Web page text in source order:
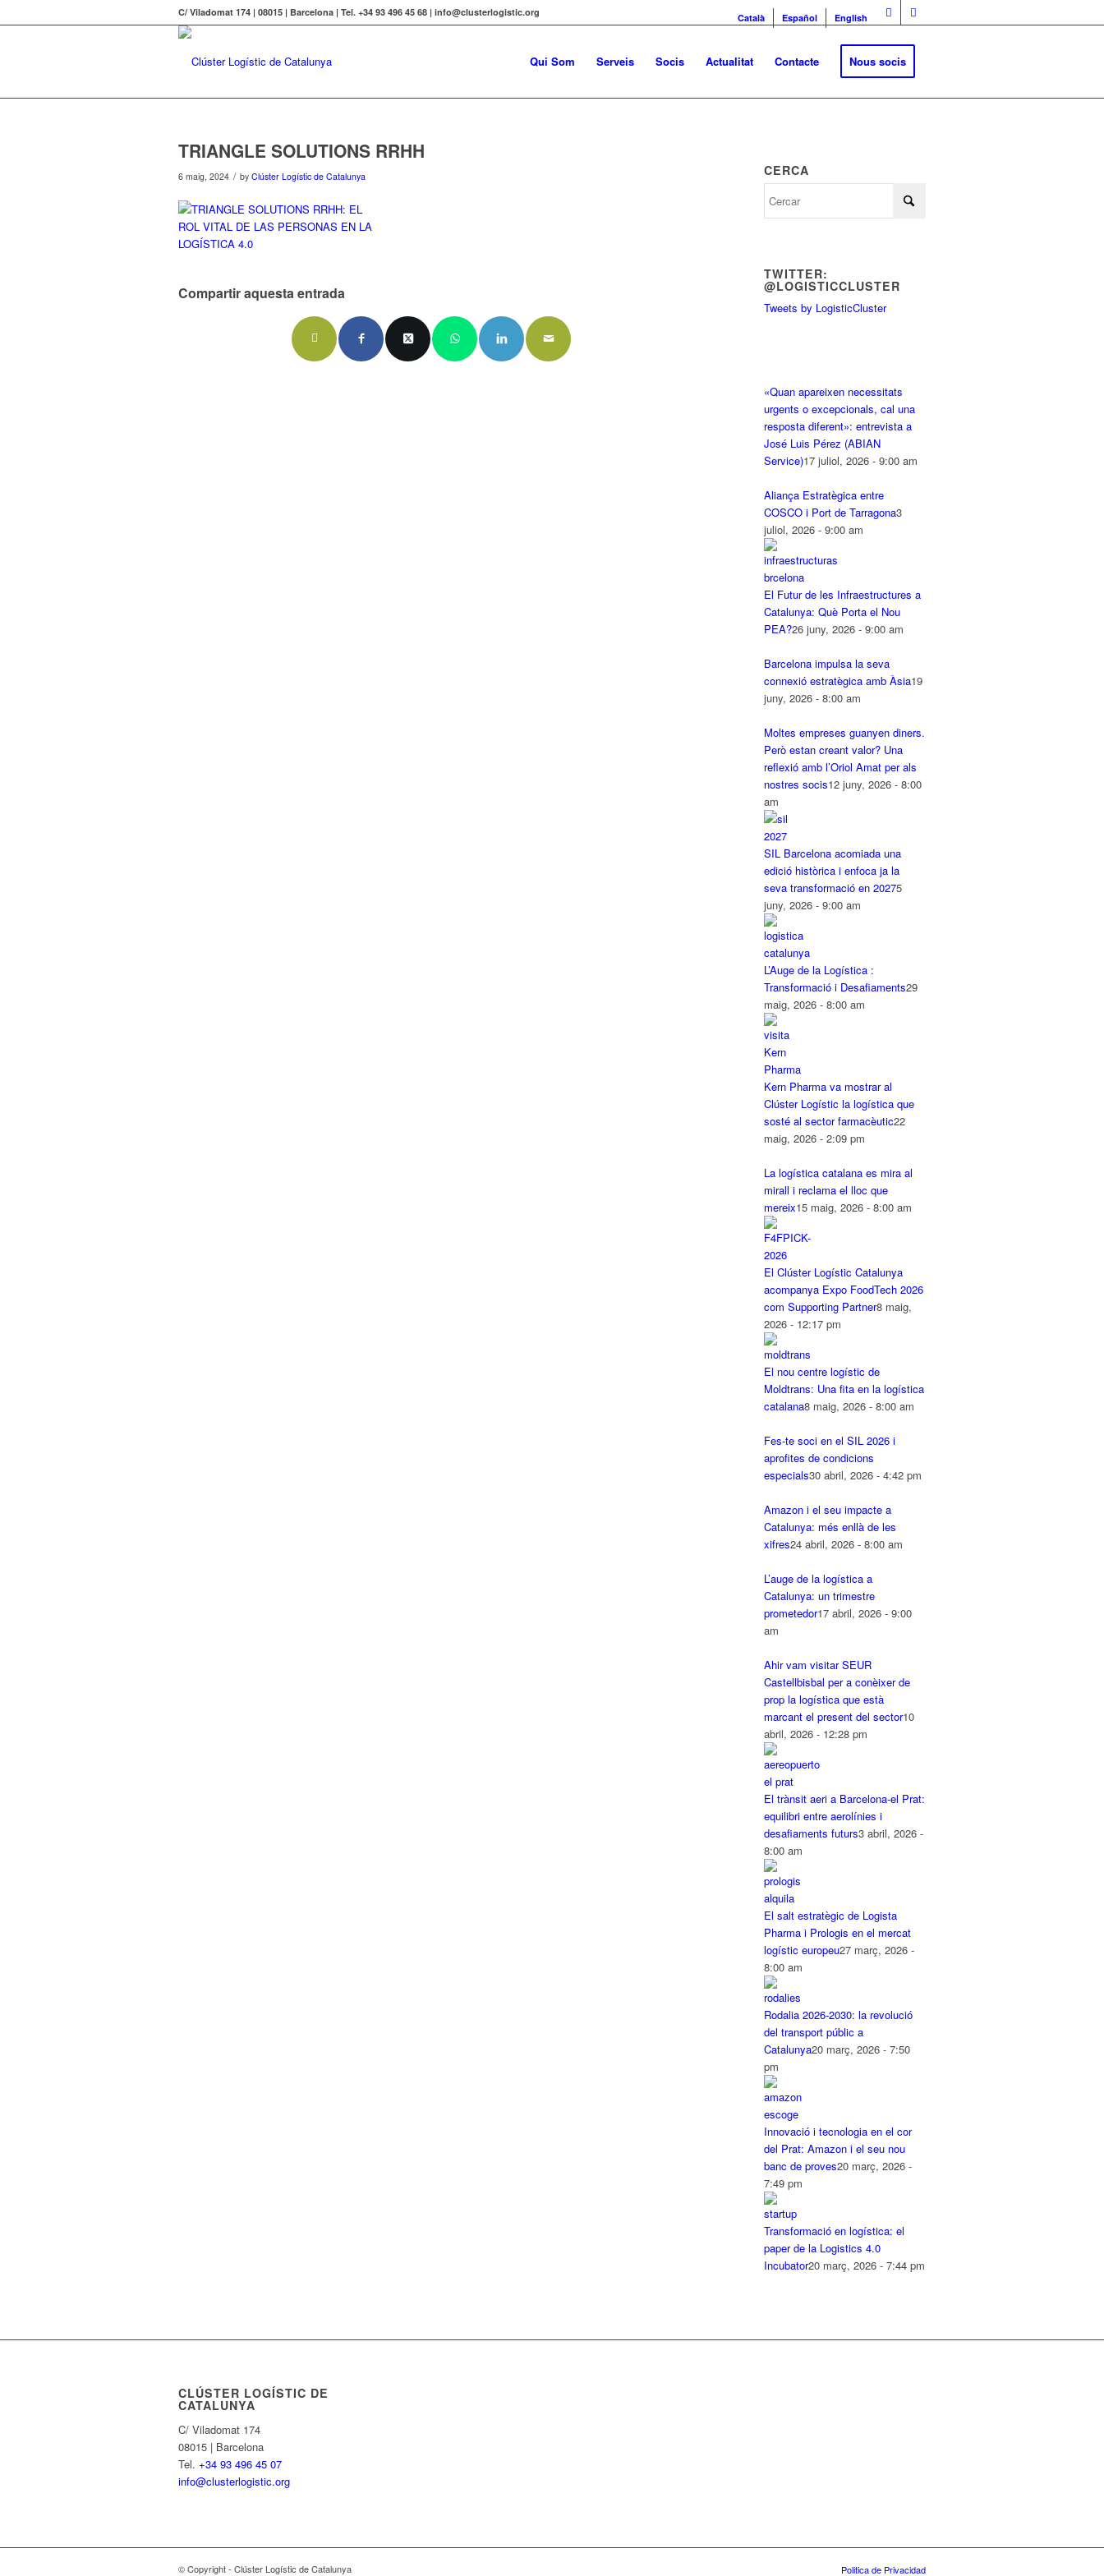
Català Español English
C/ Viladomat 174 | 08015 | Barcelona | Tel. +34 93 496 45 68 | info@clusterlogistic.org
Qui Som Serveis Socis Actualitat Contacte Nous socis
TRIANGLE SOLUTIONS RRHH
6 maig, 2024 / by Clúster Logístic de Catalunya
Compartir aquesta entrada
CERCA
TWITTER:
@LOGISTICCLUSTER
Tweets by LogisticCluster
«Quan apareixen necessitats
urgents o excepcionals, cal una
resposta diferent»: entrevista a
José Luis Pérez (ABIAN
Service)17 juliol, 2026 - 9:00 am
Aliança Estratègica entre
COSCO i Port de Tarragona3
juliol, 2026 - 9:00 am
El Futur de les Infraestructures a
Catalunya: Què Porta el Nou
PEA?26 juny, 2026 - 9:00 am
Barcelona impulsa la seva
connexió estratègica amb Àsia19
juny, 2026 - 8:00 am
Moltes empreses guanyen diners.
Però estan creant valor? Una
reflexió amb l’Oriol Amat per als
nostres socis12 juny, 2026 - 8:00
am
SIL Barcelona acomiada una
edició històrica i enfoca ja la
seva transformació en 20275
juny, 2026 - 9:00 am
L’Auge de la Logística :
Transformació i Desafiaments29
maig, 2026 - 8:00 am
Kern Pharma va mostrar al
Clúster Logístic la logística que
sosté al sector farmacèutic22
maig, 2026 - 2:09 pm
La logística catalana es mira al
mirall i reclama el lloc que
mereix15 maig, 2026 - 8:00 am
El Clúster Logístic Catalunya
acompanya Expo FoodTech 2026
com Supporting Partner8 maig,
2026 - 12:17 pm
El nou centre logístic de
Moldtrans: Una fita en la logística
catalana8 maig, 2026 - 8:00 am
Fes-te soci en el SIL 2026 i
aprofites de condicions
especials30 abril, 2026 - 4:42 pm
Amazon i el seu impacte a
Catalunya: més enllà de les
xifres24 abril, 2026 - 8:00 am
L’auge de la logística a
Catalunya: un trimestre
prometedor17 abril, 2026 - 9:00
am
Ahir vam visitar SEUR
Castellbisbal per a conèixer de
prop la logística que està
marcant el present del sector10
abril, 2026 - 12:28 pm
El trànsit aeri a Barcelona-el Prat:
equilibri entre aerolínies i
desafiaments futurs3 abril, 2026 -
8:00 am
El salt estratègic de Logista
Pharma i Prologis en el mercat
logístic europeu27 març, 2026 -
8:00 am
Rodalia 2026-2030: la revolució
del transport públic a
Catalunya20 març, 2026 - 7:50
pm
Innovació i tecnologia en el cor
del Prat: Amazon i el seu nou
banc de proves20 març, 2026 -
7:49 pm
Transformació en logística: el
paper de la Logistics 4.0
Incubator20 març, 2026 - 7:44 pm
CLÚSTER LOGÍSTIC DE
CATALUNYA
C/ Viladomat 174
08015 | Barcelona
Tel. +34 93 496 45 07
info@clusterlogistic.org
© Copyright - Clúster Logístic de Catalunya Politica de Privacidad